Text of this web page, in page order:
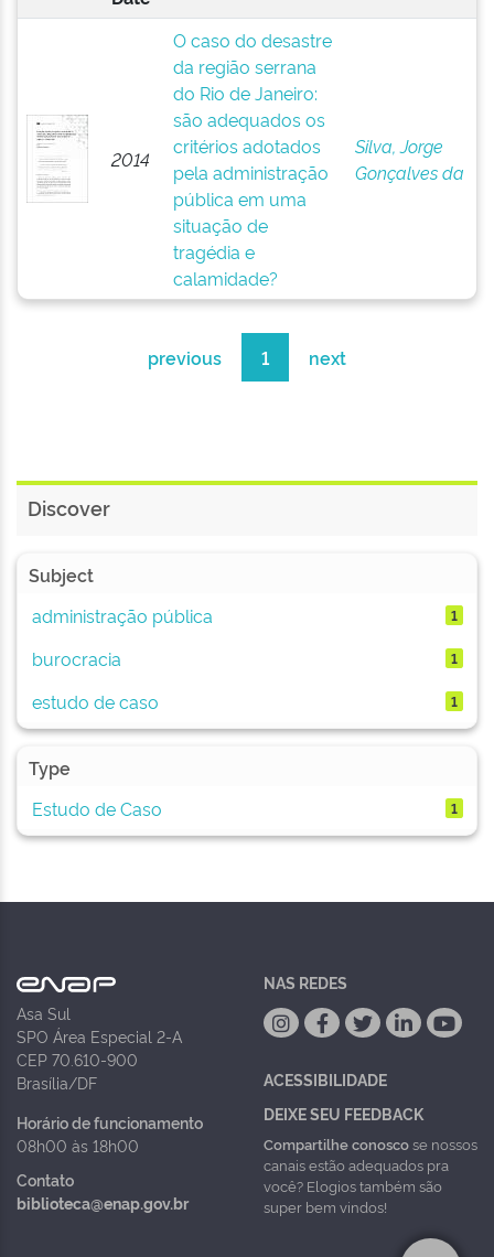
2014
O caso do desastre
da região serrana
do Rio de Janeiro:
são adequados os
critérios adotados
pela administração
pública em uma
situação de
tragédia e
calamidade?
Silva, Jorge
Gonçalves da
previous 1 next
Discover
Subject
administração pública
1
burocracia 1
estudo de caso 1
Type
Estudo de Caso
1
Asa Sul
SPO Área Especial 2-A
CEP 70.610-900
Brasília/DF
Horário de funcionamento
08h00 às 18h00
Contato
biblioteca@enap.gov.br
NAS REDES
ACESSIBILIDADE
DEIXE SEU FEEDBACK
Compartilhe conoscose nossos
canais estão adequados pra
você? Elogios também são
super bem vindos!